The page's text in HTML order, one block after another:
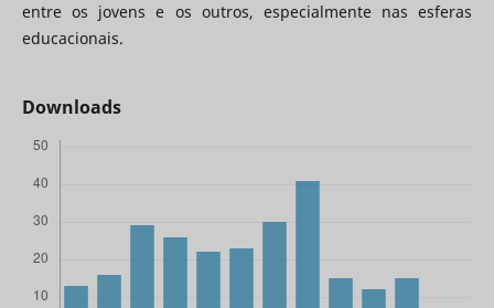
entre os jovens e os outros, especialmente nas esferas
educacionais.
Downloads